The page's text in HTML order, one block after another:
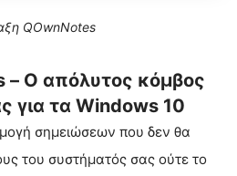
QOwnNotes
– Ο απόλυτος κόμβος
για τα Windows 10
σημειώσεων που δεν θα
του συστήματός σας ούτε το